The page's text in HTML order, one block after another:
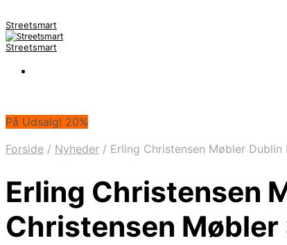
Streetsmart
Streetsmart
På Udsalg! 20%
Forside / Nyheder / Erling Christensen Møbler
Erling Christensen
Christensen